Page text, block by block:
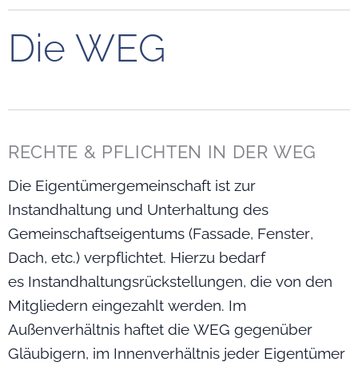
Die WEG
RECHTE & PFLICHTEN IN DER WEG
Die Eigentümergemeinschaft ist zur
Instandhaltung und Unterhaltung des
Gemeinschaftseigentums (Fassade, Fenster,
Dach, etc.) verpflichtet. Hierzu bedarf
es Instandhaltungsrückstellungen, die von den
Mitgliedern eingezahlt werden. Im
Außenverhältnis haftet die WEG gegenüber
Gläubigern, im Innenverhältnis jeder Eigentümer